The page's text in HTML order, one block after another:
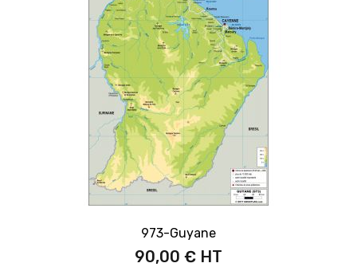
973-Guyane
90,00 €